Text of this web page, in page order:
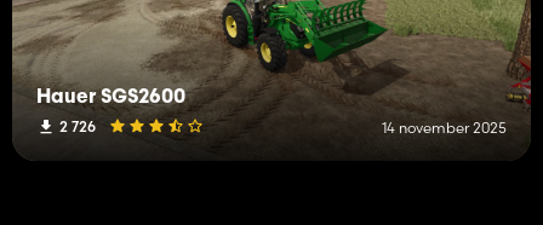
Hauer SGS2600
2 726 14 november 2025